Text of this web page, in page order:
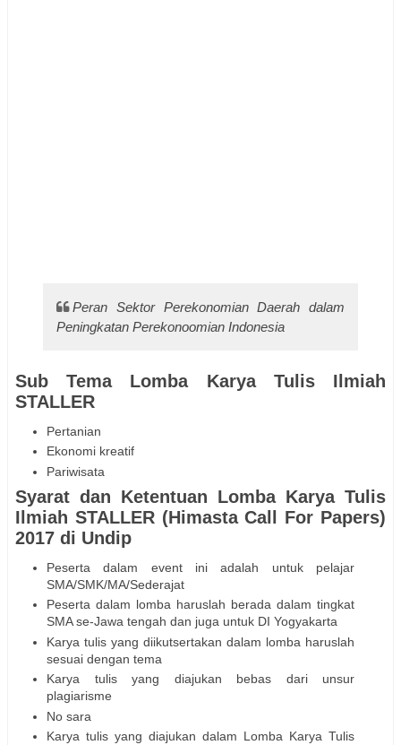
Peran Sektor Perekonomian Daerah dalam
Peningkatan Perekonoomian Indonesia
Sub Tema Lomba Karya Tulis Ilmiah
STALLER
Pertanian
Ekonomi kreatif
Pariwisata
Syarat dan Ketentuan Lomba Karya Tulis
Ilmiah STALLER (Himasta Call For Papers)
2017 di Undip
Peserta dalam event ini adalah untuk pelajar
SMA/SMK/MA/Sederajat
Peserta dalam lomba haruslah berada dalam tingkat
SMA se-Jawa tengah dan juga untuk DI Yogyakarta
Karya tulis yang diikutsertakan dalam lomba haruslah
sesuai dengan tema
Karya tulis yang diajukan bebas dari unsur
plagiarisme
No sara
Karya tulis yang diajukan dalam Lomba Karya Tulis